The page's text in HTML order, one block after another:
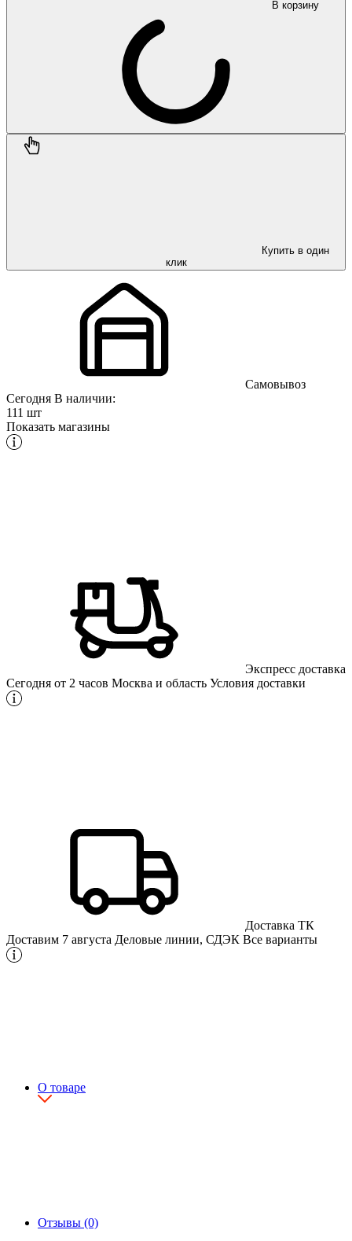
В корзину
Купить в один
клик
Самовывоз
Сегодня В наличии:
111 шт
Показать магазины
Экспресс доставка
Сегодня от 2 часов Москва и область Условия доставки
Доставка ТК
Доставим 7 августа Деловые линии, СДЭК Все варианты
О товаре
Отзывы (0)